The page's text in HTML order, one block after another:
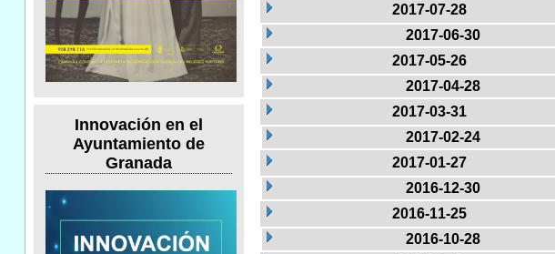
Innovación en el
Ayuntamiento de
Granada
2017-07-28
2017-06-30
2017-05-26
2017-04-28
2017-03-31
2017-02-24
2017-01-27
2016-12-30
2016-11-25
2016-10-28